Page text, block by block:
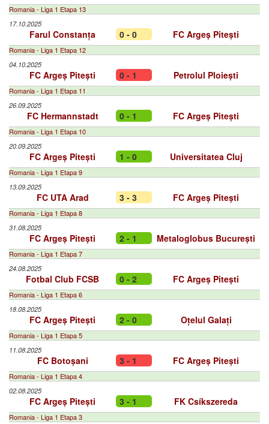
Romania - Liga 1 Etapa 13
17.10.2025
Farul Constanța 0 - 0 FC Argeș Pitești
Romania - Liga 1 Etapa 12
04.10.2025
FC Argeș Pitești 0 - 1 Petrolul Ploiești
Romania - Liga 1 Etapa 11
26.09.2025
FC Hermannstadt 0 - 1 FC Argeș Pitești
Romania - Liga 1 Etapa 10
20.09.2025
FC Argeș Pitești 1 - 0 Universitatea Cluj
Romania - Liga 1 Etapa 9
13.09.2025
FC UTA Arad 3 - 3 FC Argeș Pitești
Romania - Liga 1 Etapa 8
31.08.2025
FC Argeș Pitești 2 - 1 Metaloglobus București
Romania - Liga 1 Etapa 7
24.08.2025
Fotbal Club FCSB 0 - 2 FC Argeș Pitești
Romania - Liga 1 Etapa 6
18.08.2025
FC Argeș Pitești 2 - 0 Oțelul Galați
Romania - Liga 1 Etapa 5
11.08.2025
FC Botoșani 3 - 1 FC Argeș Pitești
Romania - Liga 1 Etapa 4
02.08.2025
FC Argeș Pitești 3 - 1 FK Csíkszereda
Romania - Liga 1 Etapa 3